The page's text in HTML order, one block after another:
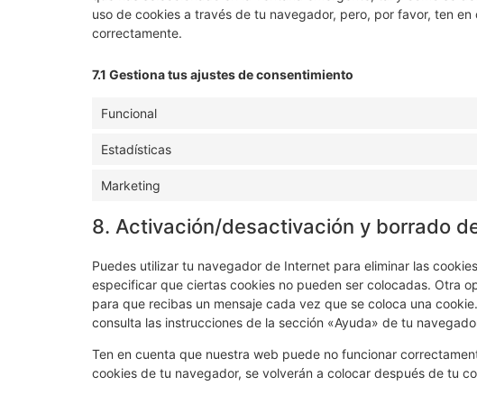
uso de cookies a través de tu navegador, pero, por favor, ten
correctamente.
7.1 Gestiona tus ajustes de consentimiento
Funcional
Estadísticas
Marketing
8. Activación/desactivación y borrado
Puedes utilizar tu navegador de Internet para eliminar las
especificar que ciertas cookies no pueden ser colocadas. Otra
para que recibas un mensaje cada vez que se coloca una
consulta las instrucciones de la sección «Ayuda» de tu
Ten en cuenta que nuestra web puede no funcionar
cookies de tu navegador, se volverán a colocar después de tu